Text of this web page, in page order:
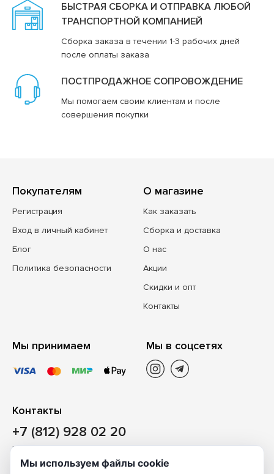
БЫСТРАЯ СБОРКА И ОТПРАВКА ЛЮБОЙ
ТРАНСПОРТНОЙ КОМПАНИЕЙ
Сборка заказа в течении 1-3 рабочих дней
после оплаты заказа
ПОСТПРОДАЖНОЕ СОПРОВОЖДЕНИЕ
Мы помогаем своим клиентам и после
совершения покупки
Покупателям
Регистрация
Вход в личный кабинет
Блог
Политика безопасности
О магазине
Как заказать
Сборка и доставка
О нас
Акции
Скидки и опт
Контакты
Мы принимаем Мы в соцсетях
Контакты
+7 (812) 928 02 20
Наш магазин
Санкт-Петербург, ул. Ворошилова, д. 2, Литер «Р» (БЦ
Мы используем файлы cookie